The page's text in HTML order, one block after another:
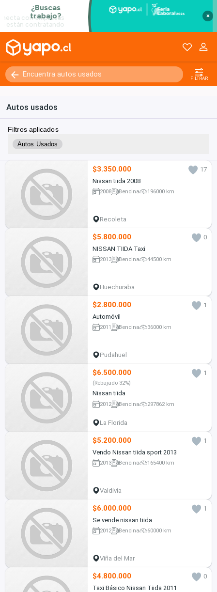
×
FILTRAR
Autos usados
Filtros aplicados
Autos Usados
$3.350.000
17
Nissan tiida 2008
2008 Bencina 196000 km
Recoleta
$5.800.000
0
NISSAN TIIDA Taxi
2013 Bencina 44500 km
Huechuraba
$2.800.000
1
Automóvil
2011 Bencina 36000 km
Pudahuel
$6.500.000 1
(Rebajado 32%)
Nissan tiida
2012 Bencina 297862 km
La Florida
$5.200.000
1
Vendo Nissan tiida sport 2013
2013 Bencina 165400 km
Valdivia
$6.000.000
1
Se vende nissan tiida
2012 Bencina 60000 km
Viña del Mar
$4.800.000
0
Taxi Básico Nissan Tiida 2011